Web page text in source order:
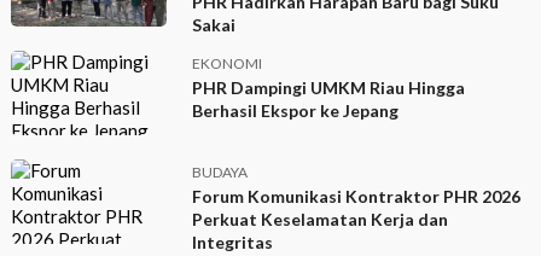
Sakai
EKONOMI
PHR Dampingi UMKM Riau Hingga
Berhasil Ekspor ke Jepang
BUDAYA
Forum Komunikasi Kontraktor PHR 2026
Perkuat Keselamatan Kerja dan
Integritas